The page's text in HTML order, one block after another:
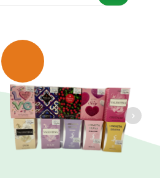
390р
343,90р